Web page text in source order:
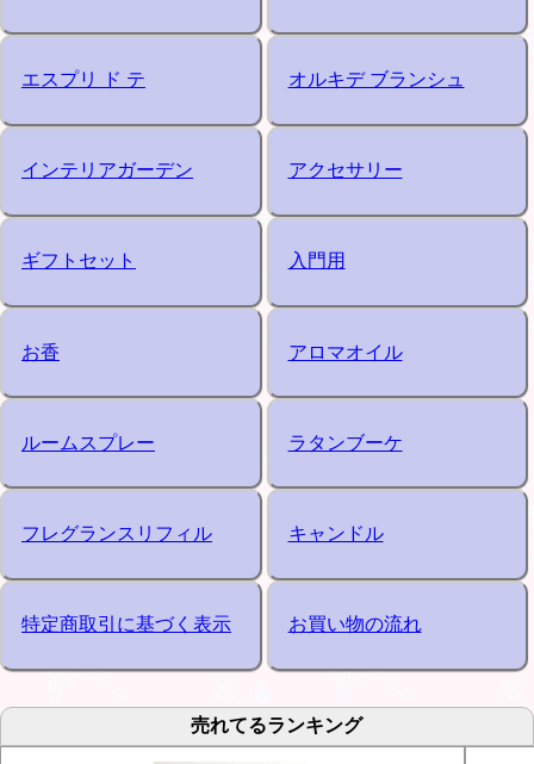
エスプリ ド テ オルキデ ブランシュ
インテリアガーデン アクセサリー
ギフトセット 入門用
お香 アロマオイル
ルームスプレー ラタンブーケ
フレグランスリフィル キャンドル
特定商取引に基づく表示 お買い物の流れ
売れてるランキング